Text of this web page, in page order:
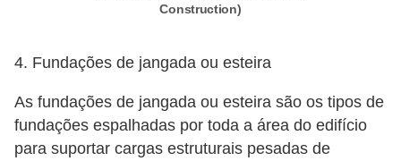
Construction)
4. Fundações de jangada ou esteira
As fundações de jangada ou esteira são os tipos de
fundações espalhadas por toda a área do edifício
para suportar cargas estruturais pesadas de